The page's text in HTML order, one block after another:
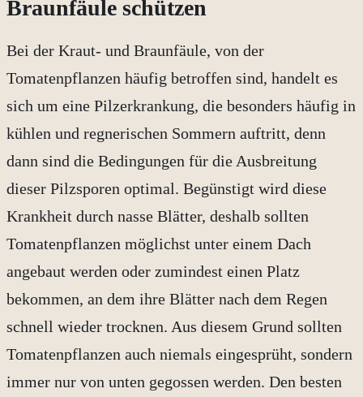
Braunfäule schützen
Bei der Kraut- und Braunfäule, von der
Tomatenpflanzen häufig betroffen sind, handelt es
sich um eine Pilzerkrankung, die besonders häufig in
kühlen und regnerischen Sommern auftritt, denn
dann sind die Bedingungen für die Ausbreitung
dieser Pilzsporen optimal. Begünstigt wird diese
Krankheit durch nasse Blätter, deshalb sollten
Tomatenpflanzen möglichst unter einem Dach
angebaut werden oder zumindest einen Platz
bekommen, an dem ihre Blätter nach dem Regen
schnell wieder trocknen. Aus diesem Grund sollten
Tomatenpflanzen auch niemals eingesprüht, sondern
immer nur von unten gegossen werden. Den besten